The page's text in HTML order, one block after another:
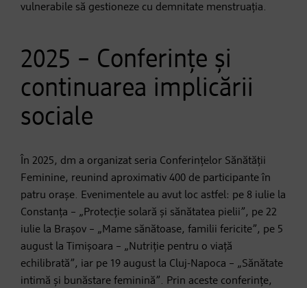
vulnerabile să gestioneze cu demnitate menstruația.
2025 – Conferințe și
continuarea implicării
sociale
În 2025, dm a organizat seria Conferințelor Sănătății
Feminine, reunind aproximativ 400 de participante în
patru orașe. Evenimentele au avut loc astfel: pe 8 iulie la
Constanța – „Protecție solară și sănătatea pielii”, pe 22
iulie la Brașov – „Mame sănătoase, familii fericite”, pe 5
august la Timișoara – „Nutriție pentru o viață
echilibrată”, iar pe 19 august la Cluj-Napoca – „Sănătate
intimă și bunăstare feminină”. Prin aceste conferințe,